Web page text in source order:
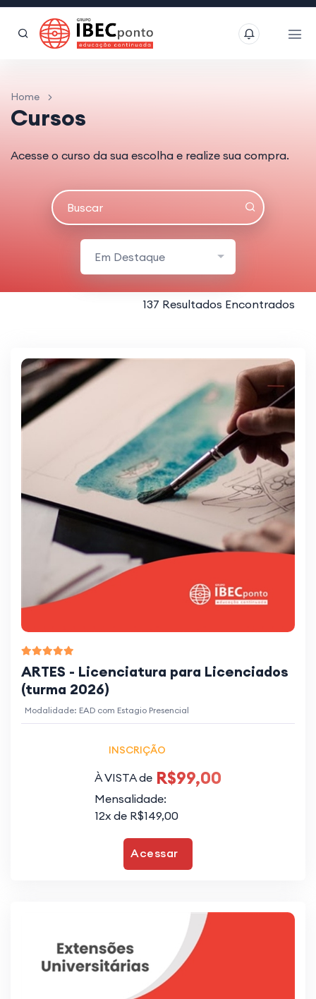
Home
Cursos
Acesse o curso da sua escolha e realize sua compra.
Em Destaque
137 Resultados Encontrados
ARTES - Licenciatura para Licenciados
(turma 2026)
Modalidade: EAD com Estagio Presencial
INSCRIÇÃO
À VISTA de R$99,00
Mensalidade:
12x de R$149,00
Acessar